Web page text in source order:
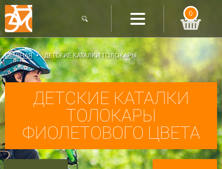
0
ГЛАВНАЯ ДЕТСКИЕ КАТАЛКИ ТОЛОКАРЫ
ДЕТСКИЕ КАТАЛКИ
ТОЛОКАРЫ
ФИОЛЕТОВОГО ЦВЕТА